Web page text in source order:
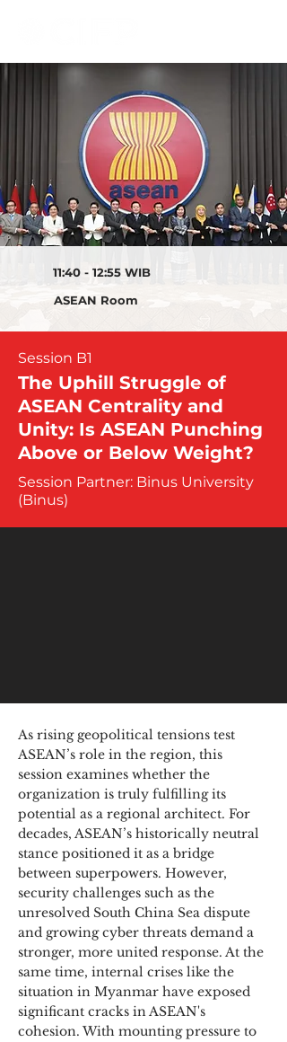
11:40 - 12:55 WIB
ASEAN Room
Session B1
The Uphill Struggle of
ASEAN Centrality and
Unity: Is ASEAN Punching
Above or Below Weight?
Session Partner: Binus University
(Binus)
As rising geopolitical tensions test
ASEAN’s role in the region, this
session examines whether the
organization is truly fulfilling its
potential as a regional architect. For
decades, ASEAN’s historically neutral
stance positioned it as a bridge
between superpowers. However,
security challenges such as the
unresolved South China Sea dispute
and growing cyber threats demand a
stronger, more united response. At the
same time, internal crises like the
situation in Myanmar have exposed
significant cracks in ASEAN's
cohesion. With mounting pressure to